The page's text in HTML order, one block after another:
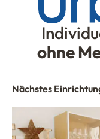
Urbana Möbel
ohne
Nächstes